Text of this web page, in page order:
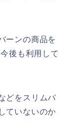
ーンの商品を
後も利用して
どをスリムバ
ていないのか